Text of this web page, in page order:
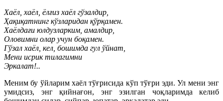
Хаёл, хаёл, ёлғиз хаёл гўзалдир,
Ҳақиқатнинг кўзларидан қўрқамен.
Хаёлдағи юлдузларким, амалдир,
Оловимни олар учун боқамен.
Гўзал хаёл, кел, бошимда гул ўйнат,
Мени исрик тилагимни
Эркалат!..
Меним бу ўйларим хаёл тўғрисида кўп тўғри эди. Ул мени энг
умидсиз, энг қийнағон, энг эзилган чоқларимда келиб